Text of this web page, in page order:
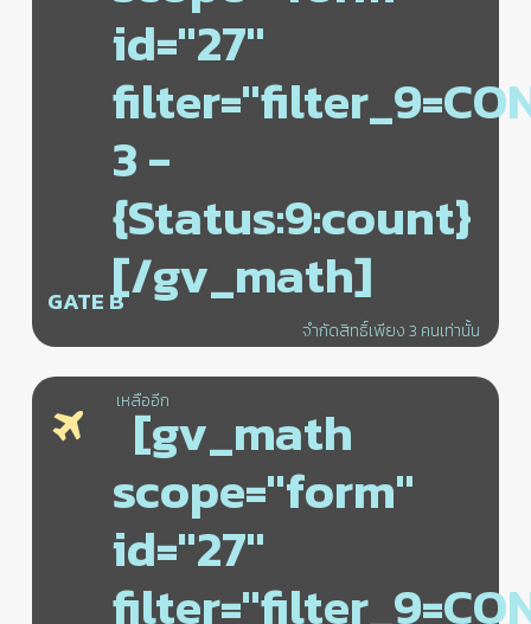
id="27"
3 -
{Status:9:count}
[/gv_math]
GATE B
จำกัดสิทธิ์เพียง 3 คนเท่านั้น
เหลืออีก
[gv_math
scope="form"
id="27"